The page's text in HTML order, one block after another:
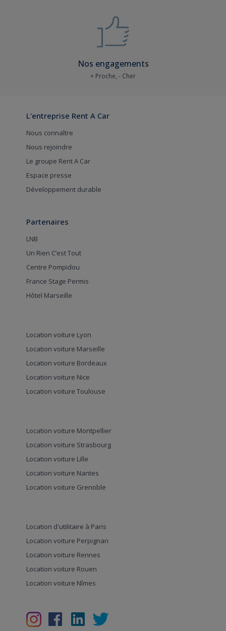
Nos engagements
+ Proche, - Cher
L'entreprise Rent A Car
Nous connaître
Nous rejoindre
Le groupe Rent A Car
Espace presse
Développement durable
Partenaires
LNB
Un Rien C’est Tout
Centre Pompidou
France Stage Permis
Hôtel Marseille
Location voiture Lyon
Location voiture Marseille
Location voiture Bordeaux
Location voiture Nice
Location voiture Toulouse
Location voiture Montpellier
Location voiture Strasbourg
Location voiture Lille
Location voiture Nantes
Location voiture Grenoble
Location d'utilitaire à Paris
Location voiture Perpignan
Location voiture Rennes
Location voiture Rouen
Location voiture Nîmes